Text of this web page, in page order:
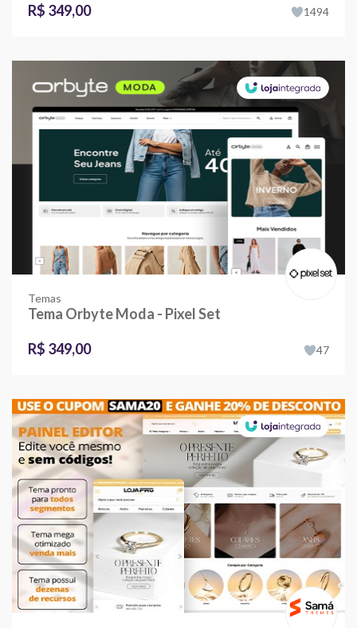
R$ 349,00
1494
Temas
Tema Orbyte Moda - Pixel Set
R$ 349,00
47